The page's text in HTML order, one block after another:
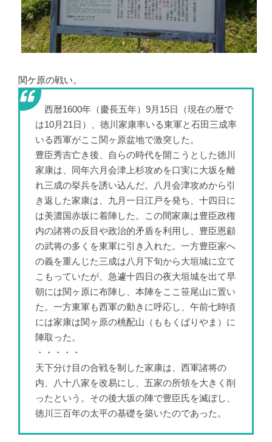
関ケ原の戦い。
西暦1600年（慶長五年）9月15日（現在の暦で
は10月21日）、徳川家康率いる東軍と石田三成率
いる西軍がここ関ヶ原盆地で激突した。
豊臣秀吉亡き後、自らの時代を開こうとした徳川
家康は、同年六月会津上杉攻めを口実に大坂を離
れ三成の挙兵を誘い込んだ。八月会津攻めから引
き返した家康は、九月一日江戸を発ち、十四日に
は美濃国赤坂に着陣した。この間家康は豊臣政権
内の諸将の反目や政治的矛盾を利用し、豊臣恩顧
の武将の多くを東軍に引き入れた。一方豊臣家へ
の義を重んじた三成は八月下旬から大垣城に立て
こもっていたが、急遽十四日の夜大垣城を出て早
朝には関ヶ原に布陣し、本陣をここ笹尾山に置い
た。一方東軍も西軍の動きに呼応し、午前七時頃
には家康は関ヶ原の桃配山（ももくばりやま）に
陣取った。
・・・・・
天下分け目の合戦を制した家康は、西軍諸将の
内、八十八家を改易にし、五家の所領を大きく削
ったという。その後大坂の陣で豊臣氏を滅ぼし、
徳川三百年の太平の基礎を築いたのであった。